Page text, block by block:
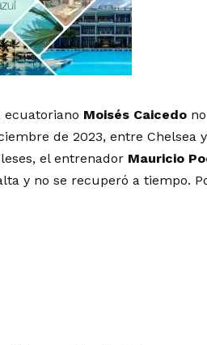
ecuatoriano Moisés Caicedo
de 2023, entre Chelsea
el entrenador Mauricio
y no se recuperó a tiempo.